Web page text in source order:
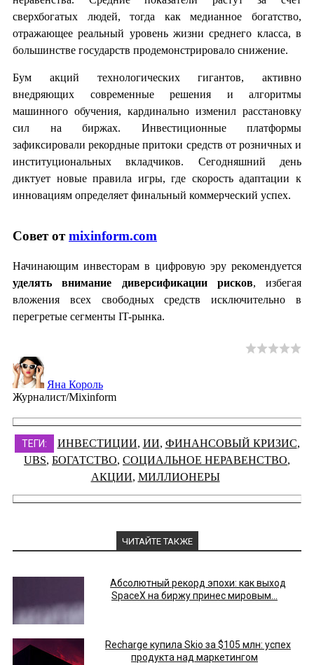
сверхбогатых людей, тогда как медианное богатство,
отражающее реальный уровень жизни среднего класса, в
большинстве государств продемонстрировало снижение.
Бум акций технологических гигантов, активно
внедряющих современные решения и алгоритмы
машинного обучения, кардинально изменил расстановку
сил на биржах. Инвестиционные платформы
зафиксировали рекордные притоки средств от розничных и
институциональных вкладчиков. Сегодняшний день
диктует новые правила игры, где скорость адаптации к
инновациям определяет финальный коммерческий успех.
Совет отmixinform.com
Начинающим инвесторам в цифровую эру рекомендуется
уделять внимание диверсификации рисков, избегая
вложения всех свободных средств исключительно в
перегретые сегменты IT-рынка.
Яна Король
Журналист/Mixinform
ТЕГИ: ИНВЕСТИЦИИ, ИИ, ФИНАНСОВЫЙ КРИЗИС,
UBS, БОГАТСТВО, СОЦИАЛЬНОЕ НЕРАВЕНСТВО,
АКЦИИ, МИЛЛИОНЕРЫ
ЧИТАЙТЕ ТАКЖЕ
Абсолютный рекорд эпохи: как выход
SpaceX на биржу принес мировым...
Recharge купила Skio за $105 млн: успех
продукта над маркетингом